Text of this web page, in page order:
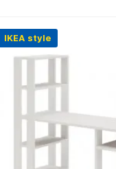
IKEA style